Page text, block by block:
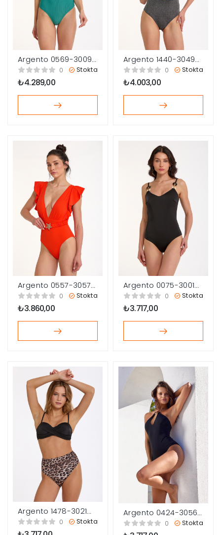
Argento 0569-3009
Kadın Yüzücü Mayo
0 Stokta
₺4.289,00
Argento 1440-3049
Kadın Straplez Bikini
Takımı
0 Stokta
₺4.003,00
Argento 0557-3057
Kadın Derin V Yaka
Mayo
0 Stokta
₺3.860,00
Argento 0075-3001
Kadın V Yaka Mayo
0 Stokta
₺3.717,00
Argento 1478-3021
Kadın Double Push-
up Bikini Takımı
0 Stokta
Argento 0424-3056
Kadın Göğüs Detay
Mayo
0 Stokta